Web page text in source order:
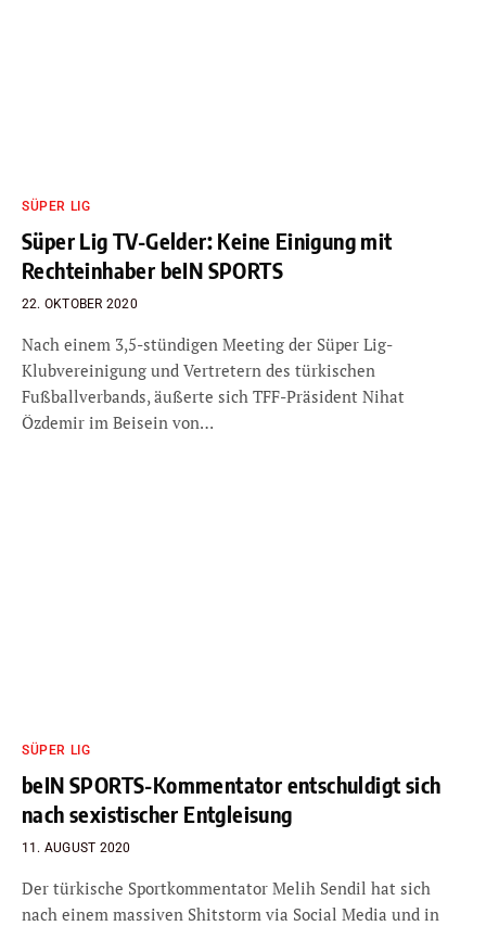
SÜPER LIG
Süper Lig TV-Gelder: Keine Einigung mit
Rechteinhaber beIN SPORTS
22. OKTOBER 2020
Nach einem 3,5-stündigen Meeting der Süper Lig-
Klubvereinigung und Vertretern des türkischen
Fußballverbands, äußerte sich TFF-Präsident Nihat
Özdemir im Beisein von…
SÜPER LIG
beIN SPORTS-Kommentator entschuldigt sich
nach sexistischer Entgleisung
11. AUGUST 2020
Der türkische Sportkommentator Melih Sendil hat sich
nach einem massiven Shitstorm via Social Media und in